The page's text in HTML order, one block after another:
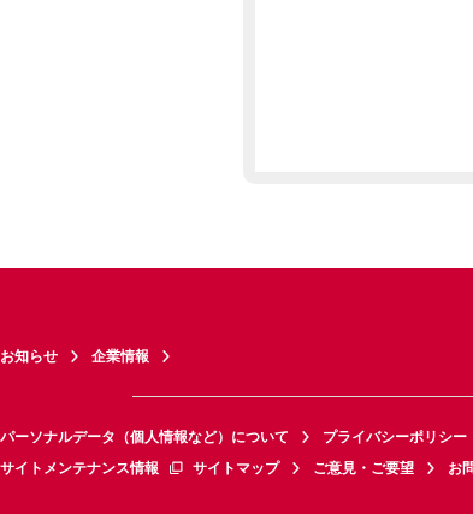
お知らせ 企業情報
パーソナルデータ（個人情報など）について プライバシーポリシー
サイトメンテナンス情報
サイトマップ ご意見・ご要望 お